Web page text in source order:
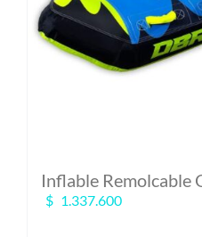
Inflable Remolcable
$ 1.337.600